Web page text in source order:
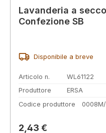
Lavanderia a
Confezione SB
Disponibile a breve
Articolo n.
WL61122
Produttore
ERSA
Codice produttore
0008M/
Prezzo normale:
2,43 €